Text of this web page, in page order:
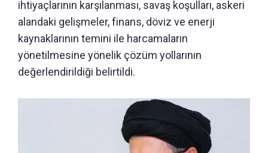
ihtiyaçlarının karşılanması, savaş koşulları, askeri
alandaki gelişmeler, finans, döviz ve enerji
kaynaklarının temini ile harcamaların
yönetilmesine yönelik çözüm yollarının
değerlendirildiği belirtildi.